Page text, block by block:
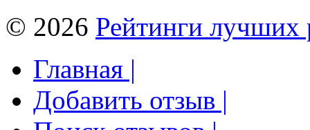
© 2026 Рейтинги лучших
Главная |
Добавить отзыв |